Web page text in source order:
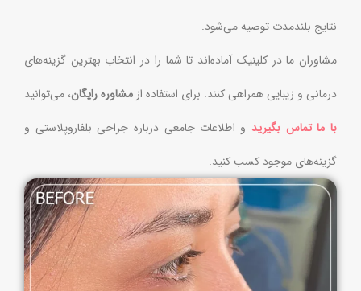
نتایج بلندمدت توصیه می‌شود.
مشاوران ما در کلینیک آماده‌اند تا شما را در انتخاب بهترین گزینه‌های
درمانی و زیبایی همراهی کنند. برای استفاده از مشاوره رایگان، می‌توانید
با ما تماس بگیرید و اطلاعات جامعی درباره جراحی بلفاروپلاستی و
گزینه‌های موجود کسب کنید.